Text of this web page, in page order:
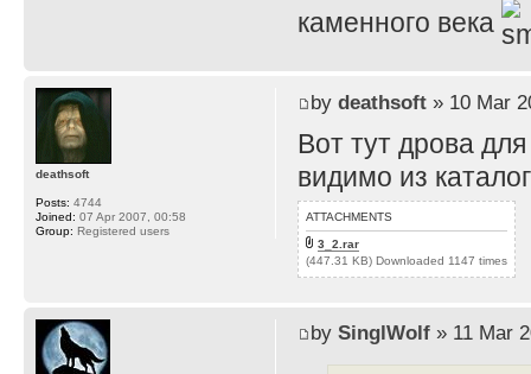
каменного века
by deathsoft» 10 Mar
Вот тут дрова
видимо из
ATTACHMENTS
3_2.rar
(447.31 KB) Downloaded 1147 times
deathsoft
Posts: 4744
Joined: 07 Apr 2007, 00:58
Group: Registered users
by SinglWolf» 11 Mar